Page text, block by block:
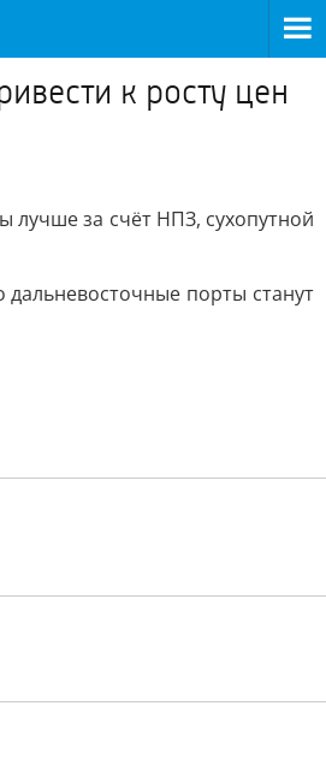
к росту цен
за счёт НПЗ, сухопутной
порты станут